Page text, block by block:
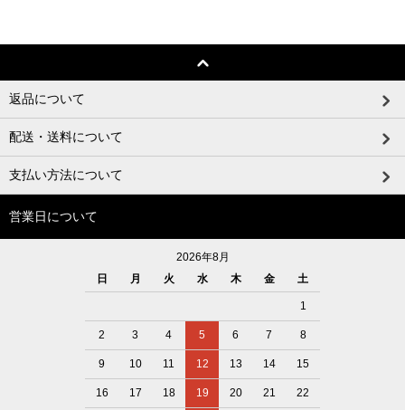
返品について
配送・送料について
支払い方法について
営業日について
2026年8月
日
月 火 水 木 金 土
1
2 3 4 5 6 7 8
9 10 11 12 13 14 15
16 17 18 19 20 21 22